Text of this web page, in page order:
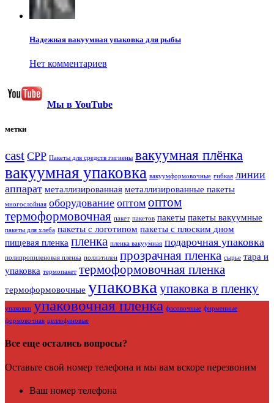
Надежная вакуумная упаковка для рыбы
Нет комментариев
Мы в YouTube
метки
cast CPP Пакеты для средств гигиены вакуумная плёнка
вакуумная упаковка вакуумформовочные гибкая линии
аппарат металлизированная металлизированные пакеты
многослойная оборудование оптом оптом
термоформовочная пакет пакетов пакеты пакеты вакуумные
пакеты для хлеба пакеты с логотипом пакеты с плоским дном
пищевая пленка пленка пленка вакуумная подарочная упаковка
полипропиленовая пленка полиэтилен прозрачная пленка сырье тара и
упаковка термопакет термоформовочная пленка
термоформовочные упаковка упаковка в пленку
упаковки упаковочная пленка фасовочные фирменные
формовочная целлофановые
Все еще остались вопросы?
Оставьте свой номер телефона и мы вам вскоре перезвоним
Ваш номер телефона